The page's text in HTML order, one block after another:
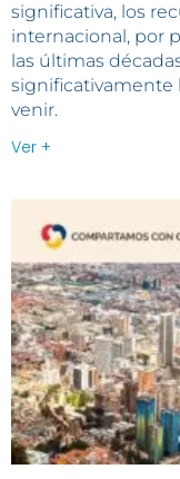
significativa, los
internacional, por
las últimas
venir.
Ver +